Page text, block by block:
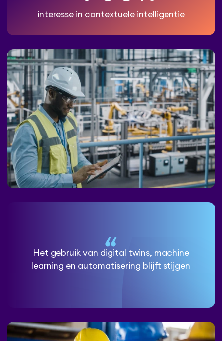
interesse in contextuele intelligentie
Het gebruik van digital twins, machine
learning en automatisering blijft stijgen